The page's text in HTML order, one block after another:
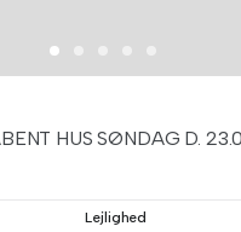
HUS SØNDAG D.
Lejlighed